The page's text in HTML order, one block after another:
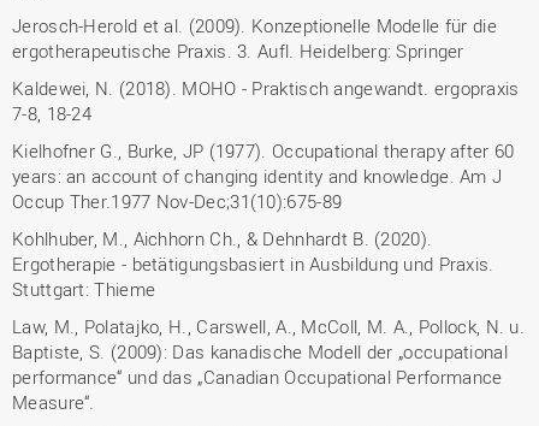
Jerosch-Herold et al. (2009). Konzeptionelle Modelle für die
ergotherapeutische Praxis. 3. Aufl. Heidelberg: Springer
Kaldewei, N. (2018). MOHO - Praktisch angewandt. ergopraxis
7-8, 18-24
Kielhofner G., Burke, JP (1977). Occupational therapy after 60
years: an account of changing identity and knowledge. Am J
Occup Ther.1977 Nov-Dec;31(10):675-89
Kohlhuber, M., Aichhorn Ch., & Dehnhardt B. (2020).
Ergotherapie - betätigungsbasiert in Ausbildung und Praxis.
Stuttgart: Thieme
Law, M., Polatajko, H., Carswell, A., McColl, M. A., Pollock, N. u.
Baptiste, S. (2009): Das kanadische Modell der „occupational
performance“ und das „Canadian Occupational Performance
Measure“.